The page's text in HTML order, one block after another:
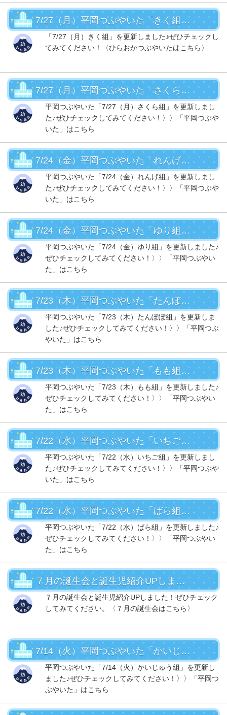
7/27（月）平岡つぶやいた「きく組」ＵＰ！
「7/27（月）きく組」を更新しました♪ぜひチェックし
てみてください！〈ひらおかつぶやいたはこちら〉
7/27（月）平岡つぶやいた「さくら組」UP！
平岡つぶやいた「7/27（月）さくら組」を更新しまし
た♪ぜひチェックしてみてください！〉〉「平岡つぶや
いた」はこちら
7/24（金）平岡つぶやいた「れんげ組」UP！
平岡つぶやいた「7/24（金）れんげ組」を更新しまし
た♪ぜひチェックしてみてください！〉〉「平岡つぶや
いた」はこちら
7/24（金）平岡つぶやいた「ゆり組」UP！
平岡つぶやいた「7/24（金）ゆり組」を更新しました♪
ぜひチェックしてみてください！〉〉「平岡つぶやい
た」はこちら
7/23（木）平岡つぶやいた「たんぽぽ組」ＵＰ！
平岡つぶやいた「7/23（木）たんぽぽ組」を更新しま
した♪ぜひチェックしてみてください！〉〉「平岡つぶ
やいた」はこちら
7/23（木）平岡つぶやいた「もも組」ＵＰ！
平岡つぶやいた「7/23（木）もも組」を更新しました♪
ぜひチェックしてみてください！〉〉「平岡つぶやい
た」はこちら
7/22（水）平岡つぶやいた「いちご組」ＵＰ！
平岡つぶやいた「7/22（水）いちご組」を更新しまし
た♪ぜひチェックしてみてください！〉〉「平岡つぶや
いた」はこちら
7/22（水）平岡つぶやいた「ばら組」ＵＰ！
平岡つぶやいた「7/22（水）ばら組」を更新しました♪
ぜひチェックしてみてください！〉〉「平岡つぶやい
た」はこちら
７月の誕生会と誕生児紹介UPしました！
７月の誕生会と誕生児紹介UPしました！ぜひチェック
してみてください。〈７月の誕生会はこちら〉
7/14（火）平岡つぶやいた「かいじゅう組」UP！
平岡つぶやいた「7/14（火）かいじゅう組」を更新し
ました♪ぜひチェックしてみてください！〉〉「平岡つ
ぶやいた」はこちら